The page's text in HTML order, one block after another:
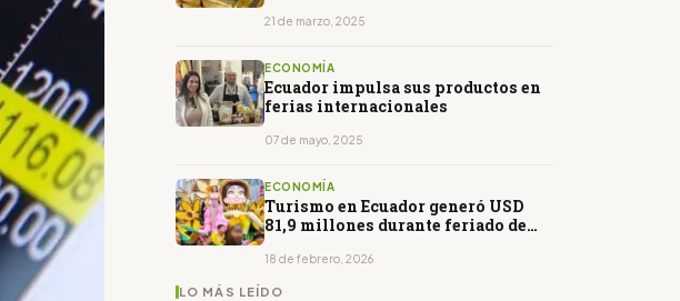
21 de marzo, 2025
ECONOMÍA
Ecuador impulsa sus productos en
ferias internacionales
07 de mayo, 2025
ECONOMÍA
Turismo en Ecuador generó USD
81,9 millones durante feriado de
18 de febrero, 2026
LO MÁS LEÍDO